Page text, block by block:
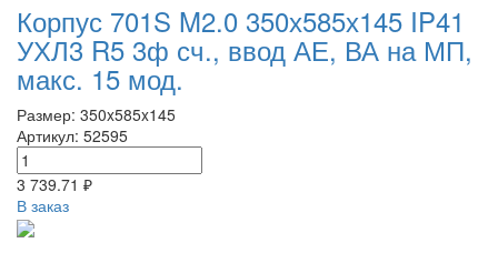
Корпус 701S M2.0 350х585х145 IP41
УХЛ3 R5 3ф сч., ввод АЕ, ВА на МП,
макс. 15 мод.
Размер: 350x585x145
Артикул: 52595
3 739.71 ₽
В заказ